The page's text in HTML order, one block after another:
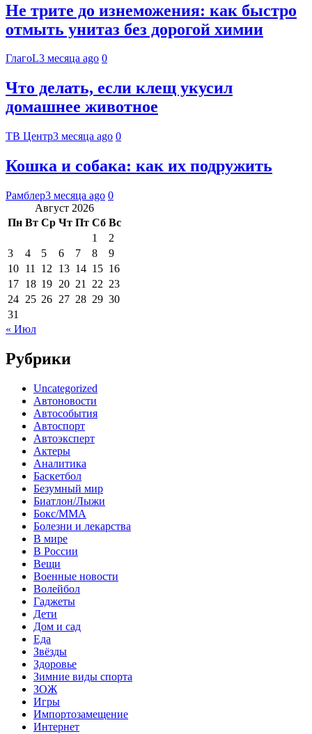
Не трите до изнеможения: как быстро
отмыть унитаз без дорогой химии
ГлагоL3 месяца ago 0
Что делать, если клещ укусил
домашнее животное
ТВ Центр3 месяца ago 0
Кошка и собака: как их подружить
Рамблер3 месяца ago 0
Август 2026
Пн Вт Ср Чт Пт Сб Вс
1
2
3
4 5 6 7 8
9
10 11 12 13 14 15 16
17 18 19 20 21 22 23
24 25 26 27 28 29 30
31
« Июл
Рубрики
Uncategorized
Автоновости
Автособытия
Автоспорт
Автоэксперт
Актеры
Аналитика
Баскетбол
Безумный мир
Биатлон/Лыжи
Бокс/MMA
Болезни и лекарства
В мире
В России
Вещи
Военные новости
Волейбол
Гаджеты
Дети
Дом и сад
Еда
Звёзды
Здоровье
Зимние виды спорта
ЗОЖ
Игры
Импортозамещение
Интернет